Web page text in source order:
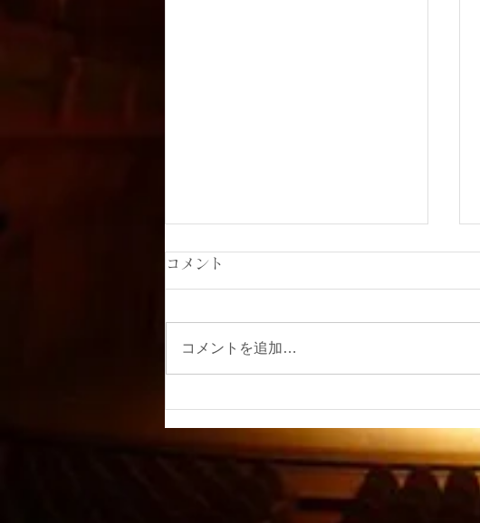
楠本未来ソプラノリサイタ
ル〜自然の環 いのちの詩〜
コメント
コメントを追加…